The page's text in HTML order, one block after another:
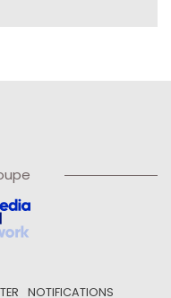
NOTIFICATIONS